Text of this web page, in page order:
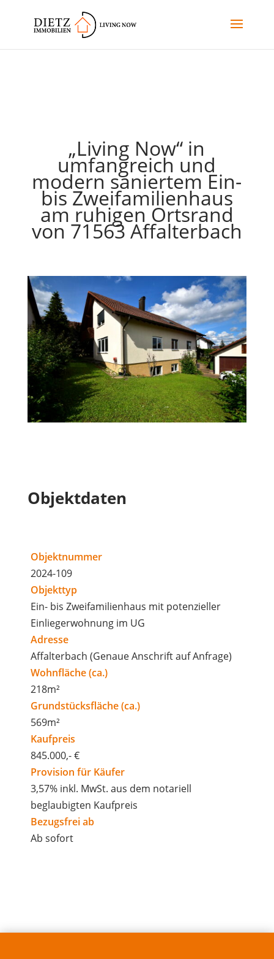
„Living Now“ in
umfangreich und
modern saniertem Ein-
bis Zweifamilienhaus
am ruhigen Ortsrand
von 71563 Affalterbach
Objektdaten
Objektnummer
2024-109
Objekttyp
Ein- bis Zweifamilienhaus mit potenzieller
Einliegerwohnung im UG
Adresse
Affalterbach (Genaue Anschrift auf Anfrage)
Wohnfläche (ca.)
218m²
Grundstücksfläche (ca.)
569m²
Kaufpreis
845.000,- €
Provision für Käufer
3,57% inkl. MwSt. aus dem notariell
beglaubigten Kaufpreis
Bezugsfrei ab
Ab sofort